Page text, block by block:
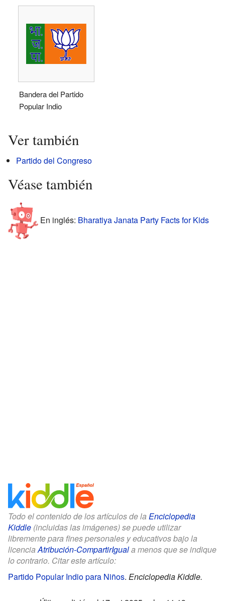
Bandera del Partido
Popular Indio
Ver también
Partido del Congreso
Véase también
En inglés: Bharatiya Janata Party Facts for Kids
Todo el contenido de los artículos de la Enciclopedia
Kiddle (incluidas las imágenes) se puede utilizar
libremente para fines personales y educativos bajo la
licenciaAtribución-CompartirIguala menos que se indique
lo contrario. Citar este artículo:
Partido Popular Indio para Niños. Enciclopedia Kiddle.